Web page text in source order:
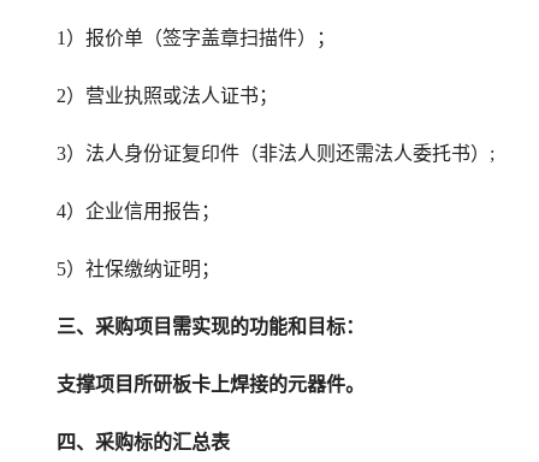
1）报价单 （签字盖章扫描件）；
2）营业执照或法人证书；
3）法人身份证复印件（非法人则还需法人委托书）;
4）企业信用报告；
5）社保缴纳证明；
三、采购项目需实现的功能和目标：
支撑项目所研板卡上焊接的元器件。
四、采购标的汇总表